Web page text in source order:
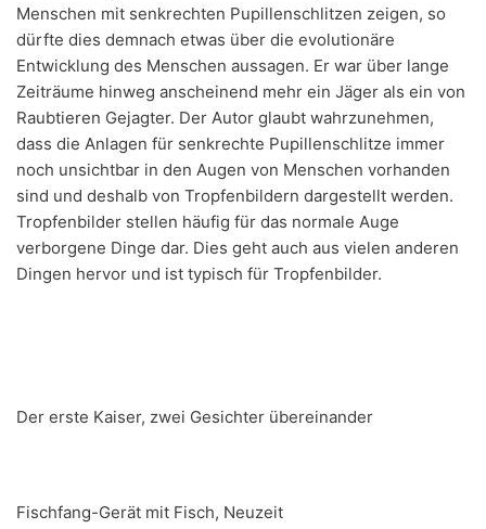
Menschen mit senkrechten Pupillenschlitzen zeigen, so
dürfte dies demnach etwas über die evolutionäre
Entwicklung des Menschen aussagen. Er war über lange
Zeiträume hinweg anscheinend mehr ein Jäger als ein von
Raubtieren Gejagter. Der Autor glaubt wahrzunehmen,
dass die Anlagen für senkrechte Pupillenschlitze immer
noch unsichtbar in den Augen von Menschen vorhanden
sind und deshalb von Tropfenbildern dargestellt werden.
Tropfenbilder stellen häufig für das normale Auge
verborgene Dinge dar. Dies geht auch aus vielen anderen
Dingen hervor und ist typisch für Tropfenbilder.
Der erste Kaiser, zwei Gesichter übereinander
Fischfang-Gerät mit Fisch, Neuzeit